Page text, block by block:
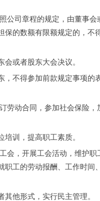
司章程的规定，由董事会
保的数额有限额规定的，不
或者股东大会决议。
不得参加前款规定事项的
动合同，参加社会保险，
训，提高职工素质。
，开展工会活动，维护职
职工的劳动报酬、工作时间
他形式，实行民主管理。